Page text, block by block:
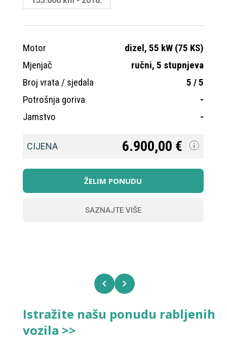
Motor
dizel, 55 kW (75 KS)
Mjenjač
ručni, 5 stupnjeva
Broj vrata / sjedala
5 / 5
Potrošnja goriva
-
Jamstvo
-
CIJENA 6.900,00 €
ŽELIM PONUDU
SAZNAJTE VIŠE
Istražite našu ponudu rabljenih
vozila >>